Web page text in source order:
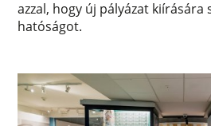
azzal, hogy új pályázat
hatóságot.